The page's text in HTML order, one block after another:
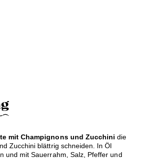
mit Champignons und Zucchini die
Zucchini blättrig schneiden. In Öl
und mit Sauerrahm, Salz, Pfeffer und